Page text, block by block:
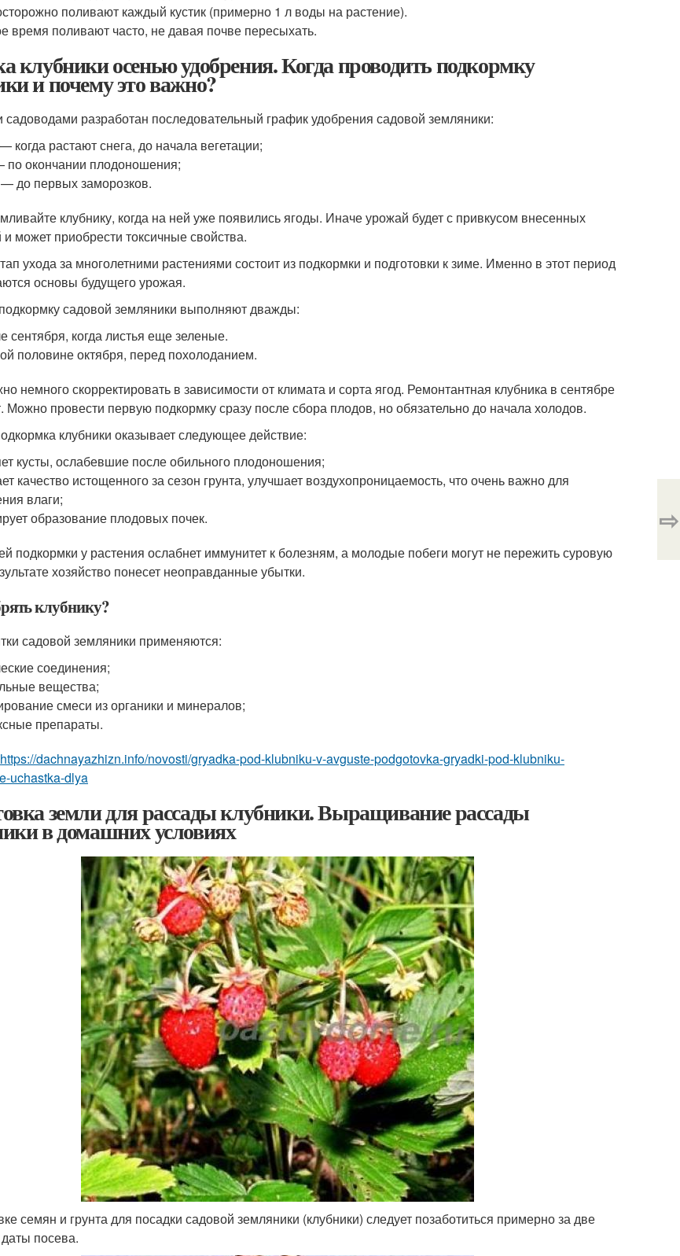
поливают каждый кустик (примерно 1 л воды на растение).
время поливают часто, не давая почве пересыхать.
клубники осенью удобрения. Когда проводить подкормку
и почему это важно?
разработан последовательный график удобрения садовой земляники:
когда растают снега, до начала вегетации;
по окончании плодоношения;
до первых заморозков.
клубнику, когда на ней уже появились ягоды. Иначе урожай будет с привкусом внесенных
может приобрести токсичные свойства.
ухода за многолетними растениями состоит из подкормки и подготовки к зиме. Именно в этот период
основы будущего урожая.
садовой земляники выполняют дважды:
сентября, когда листья еще зеленые.
половине октября, перед похолоданием.
немного скорректировать в зависимости от климата и сорта ягод. Ремонтантная клубника в сентябре
Можно провести первую подкормку сразу после сбора плодов, но обязательно до начала холодов.
клубники оказывает следующее действие:
кусты, ослабевшие после обильного плодоношения;
качество истощенного за сезон грунта, улучшает воздухопроницаемость, что очень важно для
влаги;
образование плодовых почек.
подкормки у растения ослабнет иммунитет к болезням, а молодые побеги могут не пережить суровую
хозяйство понесет неоправданные убытки.
клубнику?
садовой земляники применяются:
соединения;
вещества;
смеси из органики и минералов;
препараты.
https://dachnayazhizn.info/novosti/gryadka-pod-klubniku-v-avguste-podgotovka-gryadki-pod-klubniku-
uchastka-dlya
земли для рассады клубники. Выращивание рассады
в домашних условиях
семян и грунта для посадки садовой земляники (клубники) следует позаботиться примерно за две
посева.
⇨